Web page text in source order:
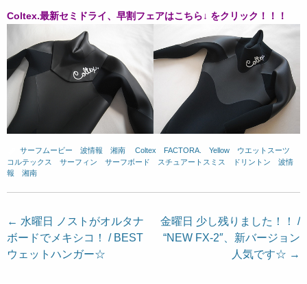
Coltex.最新セミドライ、早割フェアはこちら↓ をクリック！！！
サーフムービー 波情報 湘南 Coltex FACTORA. Yellow ウエットスーツ
コルテックス
サーフィン サーフボード スチュアートスミス ドリントン
波情
報 湘南
投
稿
ナ
← 水曜日 ノストがオルタナ
ボードでメキシコ！ / BEST
ウェットハンガー☆
金曜日 少し残りました！！ /
“NEW FX-2″、新バージョン
人気です☆ →